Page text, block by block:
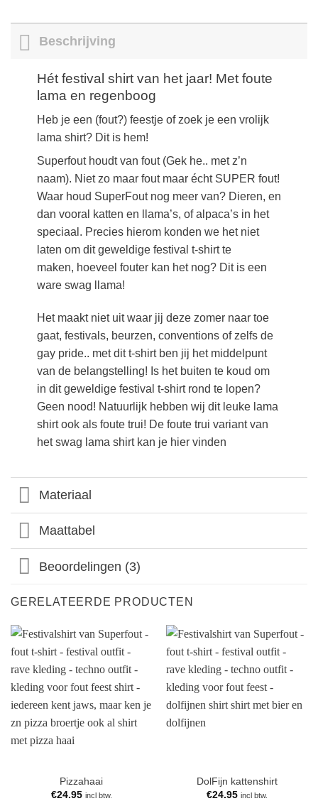
Beschrijving
Hét festival shirt van het jaar! Met foute
lama en regenboog
Heb je een (fout?) feestje of zoek je een vrolijk
lama shirt? Dit is hem!
Superfout houdt van fout (Gek he.. met z’n
naam). Niet zo maar fout maar écht SUPER fout!
Waar houd SuperFout nog meer van? Dieren, en
dan vooral katten en llama’s, of alpaca’s in het
speciaal. Precies hierom konden we het niet
laten om dit geweldige festival t-shirt te
maken, hoeveel fouter kan het nog? Dit is een
ware swag llama!
Het maakt niet uit waar jij deze zomer naar toe
gaat, festivals, beurzen, conventions of zelfs de
gay pride.. met dit t-shirt ben jij het middelpunt
van de belangstelling! Is het buiten te koud om
in dit geweldige festival t-shirt rond te lopen?
Geen nood! Natuurlijk hebben wij dit leuke lama
shirt ook als foute trui! De foute trui variant van
het swag lama shirt kan je hiervinden
Materiaal
Maattabel
Beoordelingen (3)
GERELATEERDE PRODUCTEN
Pizzahaai
€24.95 incl btw.
DolFijn kattenshirt
€24.95 incl btw.